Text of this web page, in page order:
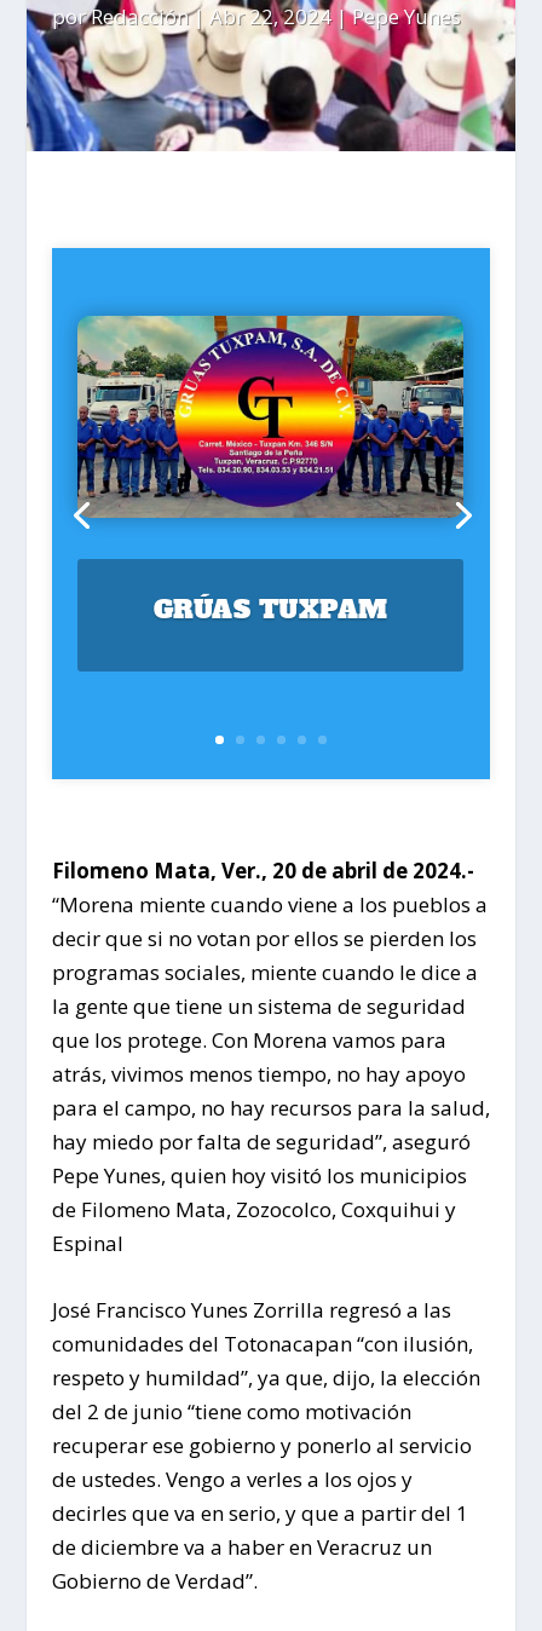
porRedacción| Abr 22, 2024|Pepe Yunes
GRÚAS TUXPAM
Filomeno Mata, Ver., 20 de abril de 2024.-
“Morena miente cuando viene a los pueblos a
decir que si no votan por ellos se pierden los
programas sociales, miente cuando le dice a
la gente que tiene un sistema de seguridad
que los protege. Con Morena vamos para
atrás, vivimos menos tiempo, no hay apoyo
para el campo, no hay recursos para la salud,
hay miedo por falta de seguridad”, aseguró
Pepe Yunes, quien hoy visitó los municipios
de Filomeno Mata, Zozocolco, Coxquihui y
Espinal
José Francisco Yunes Zorrilla regresó a las
comunidades del Totonacapan “con ilusión,
respeto y humildad”, ya que, dijo, la elección
del 2 de junio “tiene como motivación
recuperar ese gobierno y ponerlo al servicio
de ustedes. Vengo a verles a los ojos y
decirles que va en serio, y que a partir del 1
de diciembre va a haber en Veracruz un
Gobierno de Verdad”.